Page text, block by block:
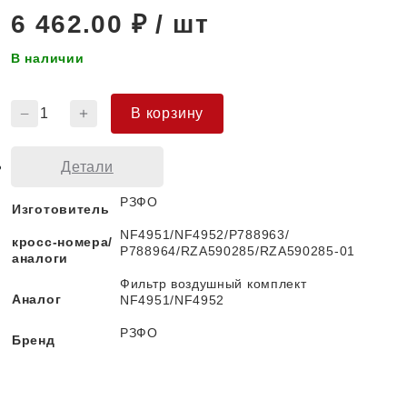
6 462.00 ₽ / шт
В наличии
Количество
воздушный
RZA590285/RZA590285-
01
РЗФО
В корзину
Детали
Изготовитель РЗФО
кросс-номера/
аналоги
NF4951/NF4952/Р788963/
Р788964/RZA590285/RZA590285-01
Аналог
Фильтр воздушный комплект
NF4951/NF4952
Бренд РЗФО